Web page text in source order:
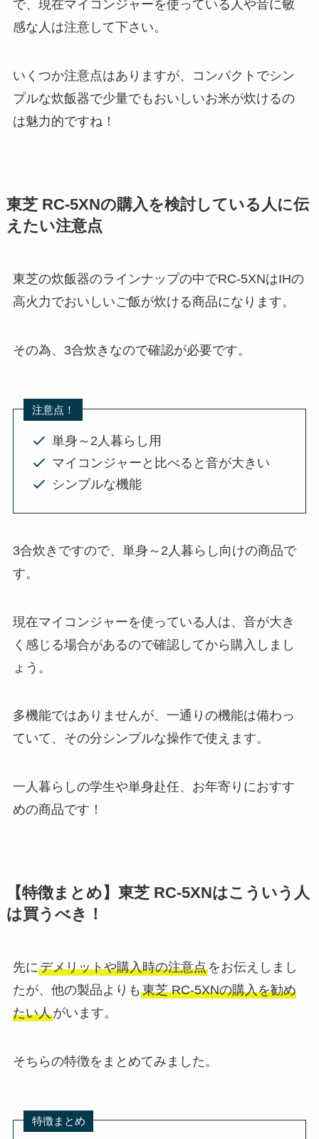
で、現在マイコンジャーを使っている人や音に敏
感な人は注意して下さい。
いくつか注意点はありますが、コンパクトでシン
プルな炊飯器で少量でもおいしいお米が炊けるの
は魅力的ですね！
東芝 RC-5XNの購入を検討している人に伝
えたい注意点
東芝の炊飯器のラインナップの中でRC-5XNはIHの
高火力でおいしいご飯が炊ける商品になります。
その為、3合炊きなので確認が必要です。
注意点！
単身～2人暮らし用
マイコンジャーと比べると音が大きい
シンプルな機能
3合炊きですので、単身～2人暮らし向けの商品で
す。
現在マイコンジャーを使っている人は、音が大き
く感じる場合があるので確認してから購入しまし
ょう。
多機能ではありませんが、一通りの機能は備わっ
ていて、その分シンプルな操作で使えます。
一人暮らしの学生や単身赴任、お年寄りにおすす
めの商品です！
【特徴まとめ】東芝 RC-5XNはこういう人
は買うべき！
先にデメリットや購入時の注意点をお伝えしまし
たが、他の製品よりも 東芝 RC-5XNの購入を勧め
たい人がいます。
そちらの特徴をまとめてみました。
特徴まとめ